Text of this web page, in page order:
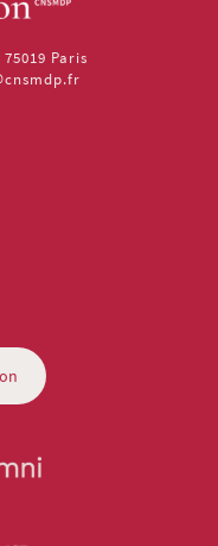
Paris